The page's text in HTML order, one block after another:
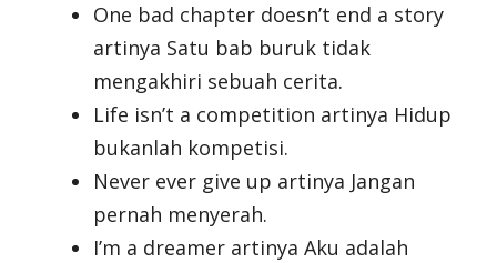
One bad chapter doesn’t end a story
artinya Satu bab buruk tidak
mengakhiri sebuah cerita.
Life isn’t a competition artinya Hidup
bukanlah kompetisi.
Never ever give up artinya Jangan
pernah menyerah.
I’m a dreamer artinya Aku adalah